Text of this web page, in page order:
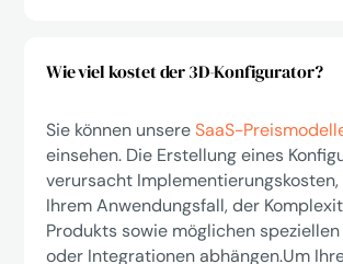
Wie viel kostet der 3D-Konfigurator?
Sie können unsereSaaS-
einsehen. Die Erstellung eines
verursacht Implementierungskosten,
Ihrem Anwendungsfall, der
Produkts sowie möglichen
oder Integrationen abhängen.Um